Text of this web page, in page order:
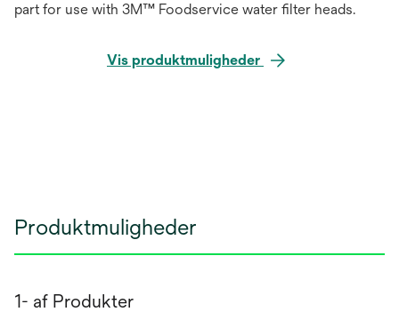
part for use with 3M™ Foodservice water filter heads.
Vis produktmuligheder
Produktmuligheder
1- af Produkter